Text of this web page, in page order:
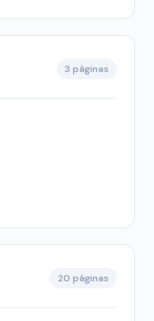
3 páginas
20 páginas